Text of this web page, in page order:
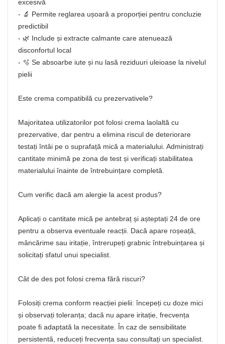
excesivă
- 🔬 Permite reglarea ușoară a proporției pentru concluzie
predictibil
- 🌿 Include și extracte calmante care atenuează
disconfortul local
- 🫧 Se absoarbe iute și nu lasă reziduuri uleioase la nivelul
pielii
Este crema compatibilă cu prezervativele?
Majoritatea utilizatorilor pot folosi crema laolaltă cu
prezervative, dar pentru a elimina riscul de deteriorare
testați întâi pe o suprafață mică a materialului. Administrați
cantitate minimă pe zona de test și verificați stabilitatea
materialului înainte de întrebuințare completă.
Cum verific dacă am alergie la acest produs?
Aplicați o cantitate mică pe antebraț și așteptați 24 de ore
pentru a observa eventuale reacții. Dacă apare roșeață,
mâncărime sau iritație, întrerupeți grabnic întrebuințarea și
solicitați sfatul unui specialist.
Cât de des pot folosi crema fără riscuri?
Folosiți crema conform reacției pielii: începeți cu doze mici
și observați toleranța; dacă nu apare iritație, frecvența
poate fi adaptată la necesitate. În caz de sensibilitate
persistentă, reduceți frecvența sau consultați un specialist.